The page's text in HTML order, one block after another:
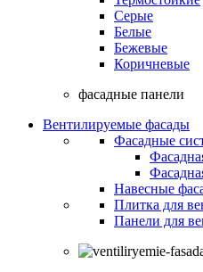
Серые
Белые
Бежевые
Коричневые
фасадные панели
Вентилируемые фасады
Фасадные
Навесные
Плитка для
Панели для